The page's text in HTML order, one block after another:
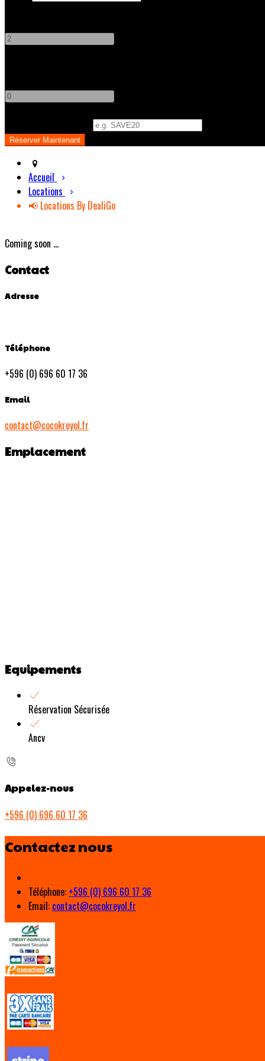
Accueil
Locations
📢 Locations By DealiGo
Coming soon ...
Contact
Adresse
Téléphone
+596 (0) 696 60 17 36
Email
contact@cocokreyol.fr
Emplacement
Equipements
Réservation Sécurisée
Ancv
Appelez-nous
+596 (0) 696 60 17 36
Contactez nous
Téléphone: +596 (0) 696 60 17 36
Email: contact@cocokreyol.fr